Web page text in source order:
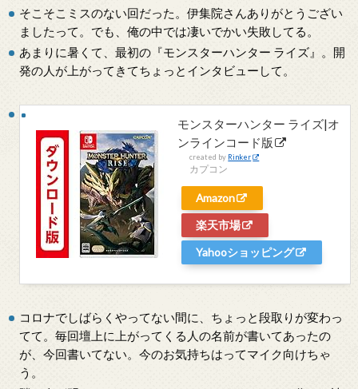
そこそこミスのない回だった。伊集院さんありがとうござい
ましたって。でも、俺の中では凄いでかい失敗してる。
あまりに暑くて、最初の『モンスターハンター ライズ』。開
発の人が上がってきてちょっとインタビューして。
モンスターハンター ライズ|オ
ンラインコード版
created by Rinker
カプコン
Amazon
楽天市場
Yahooショッピング
コロナでしばらくやってない間に、ちょっと段取りが変わっ
てて。毎回壇上に上がってくる人の名前が書いてあったの
が、今回書いてない。今のお気持ちはってマイク向けちゃ
う。